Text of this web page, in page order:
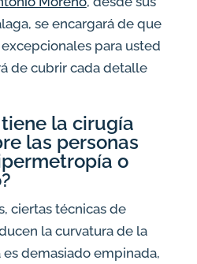
se encargará de que
para usted
de cubrir cada detalle
la cirugía
las personas
o
ciertas técnicas de
la curvatura de la
demasiado empinada,